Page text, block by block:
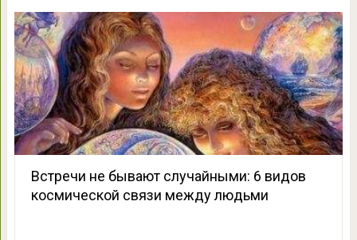
Встречи не бывают случайными: 6 видов
космической связи между людьми